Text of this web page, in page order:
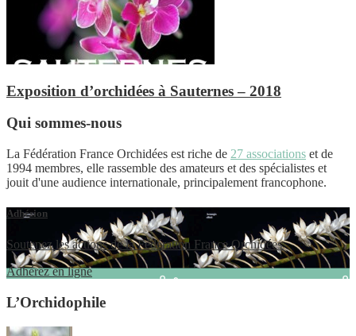
Exposition d’orchidées à Sauternes – 2018
Qui sommes-nous
La Fédération France Orchidées est riche de 27 associations et de
1994 membres, elle rassemble des amateurs et des spécialistes et
jouit d'une audience internationale, principalement francophone.
Adhésion
Soutenez les actions de la Fédération France Orchidées
Adhérez en ligne
L’Orchidophile